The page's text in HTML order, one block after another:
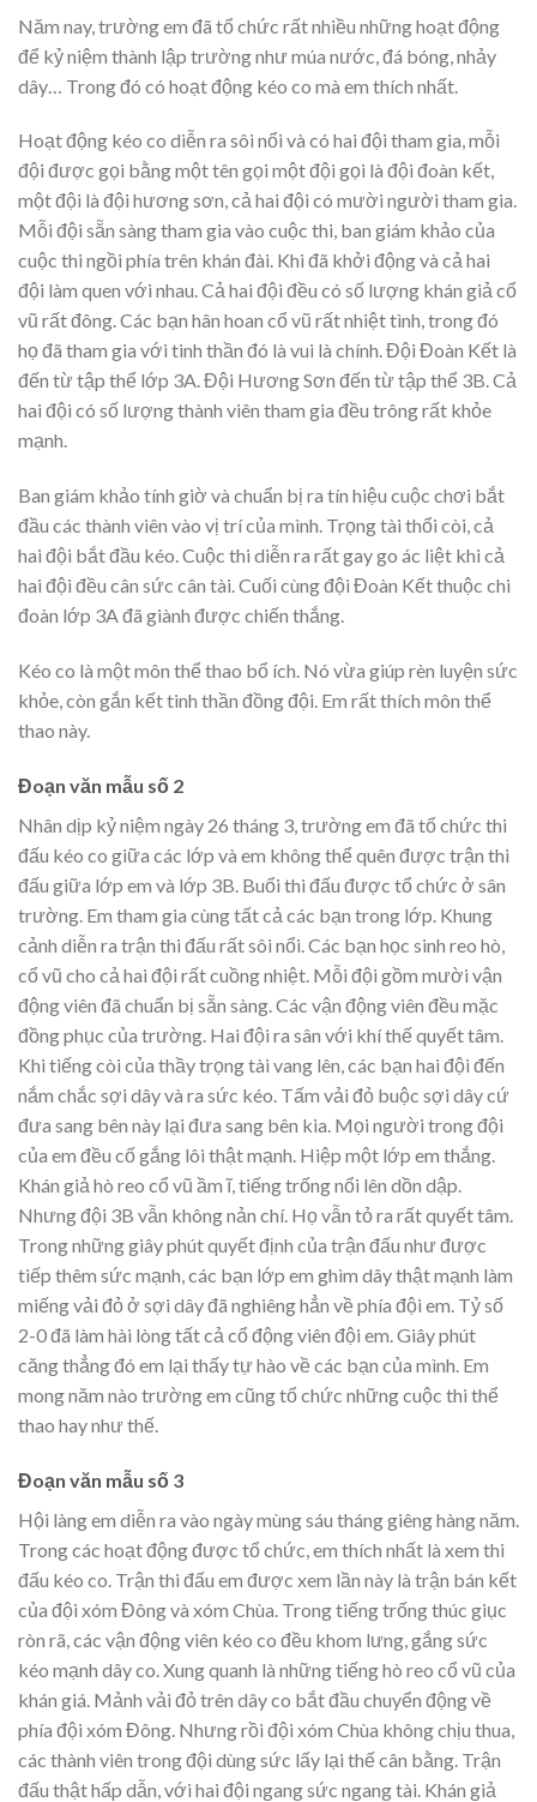
Năm nay, trường em đã tổ chức rất nhiều những hoạt động
để kỷ niệm thành lập trường như múa nước, đá bóng, nhảy
dây… Trong đó có hoạt động kéo co mà em thích nhất.
Hoạt động kéo co diễn ra sôi nổi và có hai đội tham gia, mỗi
đội được gọi bằng một tên gọi một đội gọi là đội đoàn kết,
một đội là đội hương sơn, cả hai đội có mười người tham gia.
Mỗi đội sẵn sàng tham gia vào cuộc thi, ban giám khảo của
cuộc thi ngồi phía trên khán đài. Khi đã khởi động và cả hai
đội làm quen với nhau. Cả hai đội đều có số lượng khán giả cổ
vũ rất đông. Các bạn hân hoan cổ vũ rất nhiệt tình, trong đó
họ đã tham gia với tinh thần đó là vui là chính. Đội Đoàn Kết là
đến từ tập thể lớp 3A. Đội Hương Sơn đến từ tập thể 3B. Cả
hai đội có số lượng thành viên tham gia đều trông rất khỏe
mạnh.
Ban giám khảo tính giờ và chuẩn bị ra tín hiệu cuộc chơi bắt
đầu các thành viên vào vị trí của mình. Trọng tài thổi còi, cả
hai đội bắt đầu kéo. Cuộc thi diễn ra rất gay go ác liệt khi cả
hai đội đều cân sức cân tài. Cuối cùng đội Đoàn Kết thuộc chi
đoàn lớp 3A đã giành được chiến thắng.
Kéo co là một môn thể thao bổ ích. Nó vừa giúp rèn luyện sức
khỏe, còn gắn kết tinh thần đồng đội. Em rất thích môn thể
thao này.
Đoạn văn mẫu số 2
Nhân dịp kỷ niệm ngày 26 tháng 3, trường em đã tổ chức thi
đấu kéo co giữa các lớp và em không thể quên được trận thi
đấu giữa lớp em và lớp 3B. Buổi thi đấu được tổ chức ở sân
trường. Em tham gia cùng tất cả các bạn trong lớp. Khung
cảnh diễn ra trận thi đấu rất sôi nổi. Các bạn học sinh reo hò,
cổ vũ cho cả hai đội rất cuồng nhiệt. Mỗi đội gồm mười vận
động viên đã chuẩn bị sẵn sàng. Các vận động viên đều mặc
đồng phục của trường. Hai đội ra sân với khí thế quyết tâm.
Khi tiếng còi của thầy trọng tài vang lên, các bạn hai đội đến
nắm chắc sợi dây và ra sức kéo. Tấm vải đỏ buộc sợi dây cứ
đưa sang bên này lại đưa sang bên kia. Mọi người trong đội
của em đều cố gắng lôi thật mạnh. Hiệp một lớp em thắng.
Khán giả hò reo cổ vũ ầm ĩ, tiếng trống nổi lên dồn dập.
Nhưng đội 3B vẫn không nản chí. Họ vẫn tỏ ra rất quyết tâm.
Trong những giây phút quyết định của trận đấu như được
tiếp thêm sức mạnh, các bạn lớp em ghìm dây thật mạnh làm
miếng vải đỏ ở sợi dây đã nghiêng hẳn về phía đội em. Tỷ số
2-0 đã làm hài lòng tất cả cổ động viên đội em. Giây phút
căng thẳng đó em lại thấy tự hào về các bạn của mình. Em
mong năm nào trường em cũng tổ chức những cuộc thi thể
thao hay như thế.
Đoạn văn mẫu số 3
Hội làng em diễn ra vào ngày mùng sáu tháng giêng hàng năm.
Trong các hoạt động được tổ chức, em thích nhất là xem thi
đấu kéo co. Trận thi đấu em được xem lần này là trận bán kết
của đội xóm Đông và xóm Chùa. Trong tiếng trống thúc giục
ròn rã, các vận động viên kéo co đều khom lưng, gắng sức
kéo mạnh dây co. Xung quanh là những tiếng hò reo cổ vũ của
khán giá. Mảnh vải đỏ trên dây co bắt đầu chuyển động về
phía đội xóm Đông. Nhưng rồi đội xóm Chùa không chịu thua,
các thành viên trong đội dùng sức lấy lại thế cân bằng. Trận
đấu thật hấp dẫn, với hai đội ngang sức ngang tài. Khán giả